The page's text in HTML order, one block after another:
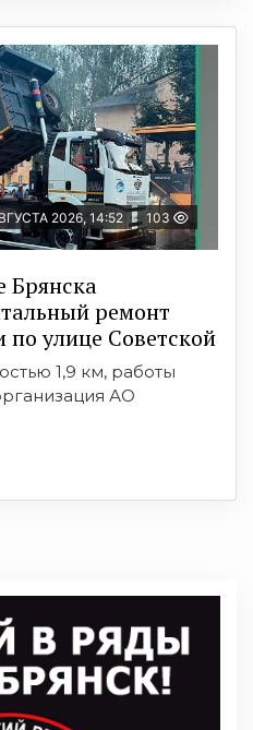
2026, 14:52 103
Брянска
ремонт
по улице Советской
1,9 км, работы
АО